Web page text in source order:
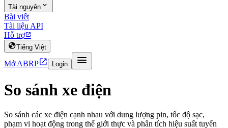
Tài nguyên 
Bài viết
Tài liệu API
Hỗ trợ
Tiếng Việt
Mở ABRP Login 
So sánh xe điện
So sánh các xe điện cạnh nhau với dung lượng pin, tốc độ sạc,
phạm vi hoạt động trong thế giới thực và phân tích hiệu suất tuyến